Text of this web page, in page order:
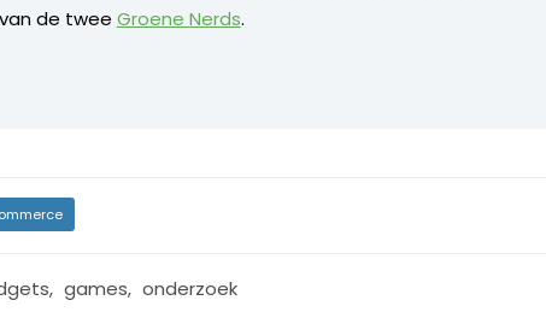
van de twee Groene Nerds.
, games, onderzoek